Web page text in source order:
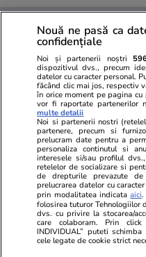
GSP.ro
Legendarul portar
înmormântarea lui
Detaliul care a atras
Nouă ne pasă ca
confidențiale
Noi și partenerii noștri
dispozitivul dvs., precum
datelor cu caracter personal.
făcând clic mai jos, respectiv
în orice moment pe pagina
vor fi raportate partenerilor
multe detalii
Noi si partenerii nostri
partenere, precum si
prelucram date pentru a
personaliza continutul si
interesele si/sau profilul
retelelor de socializare si
de drepturile prevazute
prelucrarea datelor cu
prin modalitatea indicataaici.
folosirea tuturor Tehnologiilor
dvs. cu privire la stocarea/
care colaboram. Prin click
INDIVIDUAL” puteti
cele legate de cookie strict